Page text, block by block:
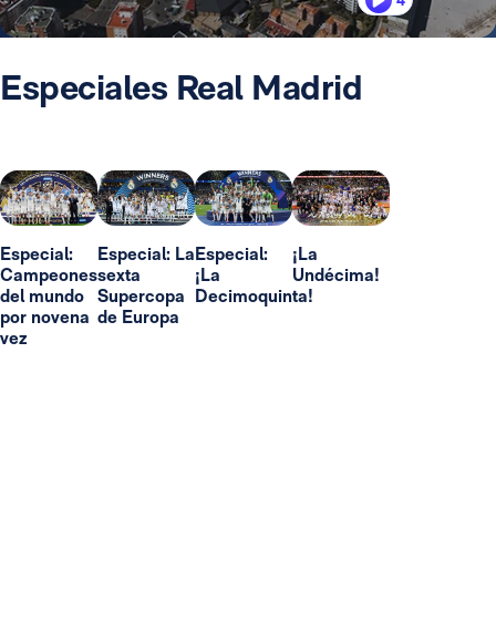
Especiales Real Madrid
Especial:
Campeones
del mundo
por novena
vez
Especial: La
sexta
Supercopa
de Europa
Especial:
¡La
Decimoquinta!
¡La
Undécima!